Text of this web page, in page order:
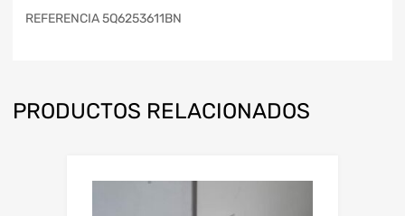
REFERENCIA 5Q6253611BN
PRODUCTOS RELACIONADOS